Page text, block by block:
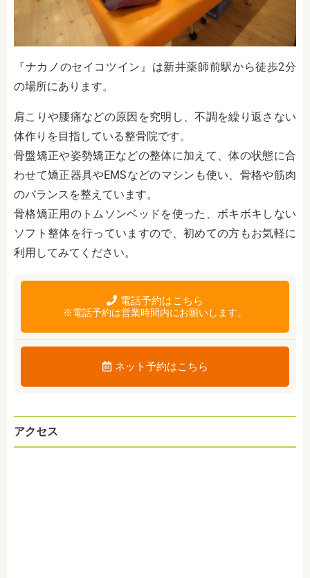
『ナカノのセイコツイン』は新井薬師前駅から徒歩2分
の場所にあります。
肩こりや腰痛などの原因を究明し、不調を繰り返さない
体作りを目指している整骨院です。
骨盤矯正や姿勢矯正などの整体に加えて、体の状態に合
わせて矯正器具やEMSなどのマシンも使い、骨格や筋肉
のバランスを整えています。
骨格矯正用のトムソンベッドを使った、ボキボキしない
ソフト整体を行っていますので、初めての方もお気軽に
利用してみてください。
電話予約はこちら
※電話予約は営業時間内にお願いします。
ネット予約はこちら
アクセス